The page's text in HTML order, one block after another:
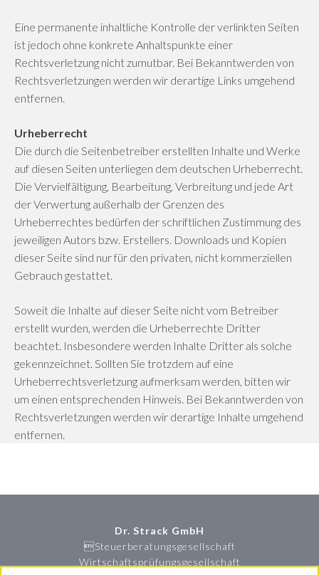
Eine permanente inhaltliche Kontrolle der verlinkten Seiten
ist jedoch ohne konkrete Anhaltspunkte einer
Rechtsverletzung nicht zumutbar. Bei Bekanntwerden von
Rechtsverletzungen werden wir derartige Links umgehend
entfernen.
Urheberrecht
Die durch die Seitenbetreiber erstellten Inhalte und Werke
auf diesen Seiten unterliegen dem deutschen Urheberrecht.
Die Vervielfältigung, Bearbeitung, Verbreitung und jede Art
der Verwertung außerhalb der Grenzen des
Urheberrechtes bedürfen der schriftlichen Zustimmung des
jeweiligen Autors bzw. Erstellers. Downloads und Kopien
dieser Seite sind nur für den privaten, nicht kommerziellen
Gebrauch gestattet.
Soweit die Inhalte auf dieser Seite nicht vom Betreiber
erstellt wurden, werden die Urheberrechte Dritter
beachtet. Insbesondere werden Inhalte Dritter als solche
gekennzeichnet. Sollten Sie trotzdem auf eine
Urheberrechtsverletzung aufmerksam werden, bitten wir
um einen entsprechenden Hinweis. Bei Bekanntwerden von
Rechtsverletzungen werden wir derartige Inhalte umgehend
entfernen.
Dr. Strack GmbH
Steuerberatungsgesellschaft
Wirtschaftsprüfungsgesellschaft